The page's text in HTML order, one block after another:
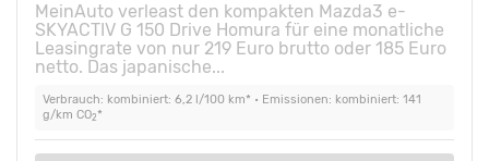
MeinAuto verleast den kompakten Mazda3 e-
SKYACTIV G 150 Drive Homura für eine monatliche
Leasingrate von nur 219 Euro brutto oder 185 Euro
netto. Das japanische...
Verbrauch: kombiniert: 6,2 l/100 km* • Emissionen: kombiniert: 141
g/km CO2*